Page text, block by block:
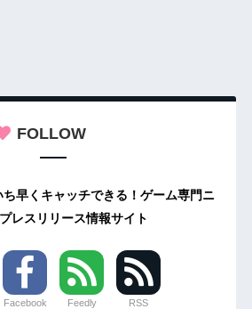
FOLLOW
早くキャッチできる！ゲーム専門ニ
レスリリース情報サイト
Facebook Feedly RSS